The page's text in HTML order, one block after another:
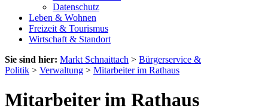
Datenschutz
Leben & Wohnen
Freizeit & Tourismus
Wirtschaft & Standort
Sie sind hier: Markt Schnaittach > Bürgerservice &
Politik > Verwaltung > Mitarbeiter im Rathaus
Mitarbeiter im Rathaus